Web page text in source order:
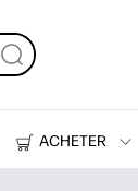
ACHETER